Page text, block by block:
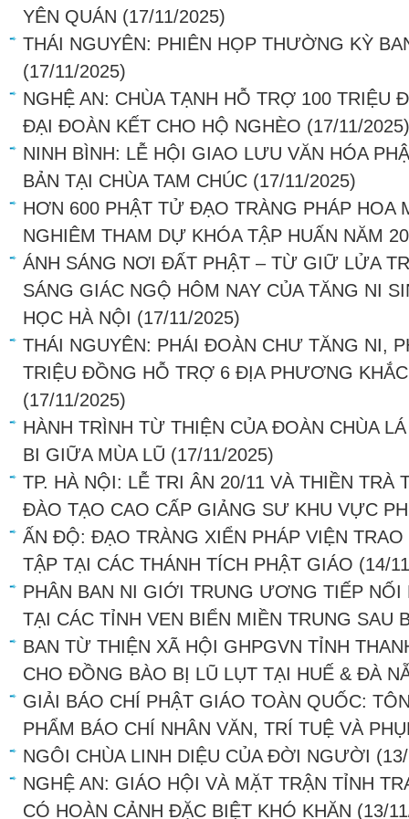
YÊN QUÁN (17/11/2025)
THÁI NGUYÊN: PHIÊN HỌP THƯỜNG KỲ
(17/11/2025)
NGHỆ AN: CHÙA TẠNH HỖ TRỢ 100 TRIỆU
ĐẠI ĐOÀN KẾT CHO HỘ NGHÈO (17/11/2025)
NINH BÌNH: LỄ HỘI GIAO LƯU VĂN HÓA
BẢN TẠI CHÙA TAM CHÚC (17/11/2025)
HƠN 600 PHẬT TỬ ĐẠO TRÀNG PHÁP HOA
NGHIÊM THAM DỰ KHÓA TẬP HUẤN NĂM
ÁNH SÁNG NƠI ĐẤT PHẬT – TỪ GIỮ LỬA
SÁNG GIÁC NGỘ HÔM NAY CỦA TĂNG NI
HỌC HÀ NỘI (17/11/2025)
THÁI NGUYÊN: PHÁI ĐOÀN CHƯ TĂNG NI,
TRIỆU ĐỒNG HỖ TRỢ 6 ĐỊA PHƯƠNG
(17/11/2025)
HÀNH TRÌNH TỪ THIỆN CỦA ĐOÀN CHÙA
BI GIỮA MÙA LŨ (17/11/2025)
TP. HÀ NỘI: LỄ TRI ÂN 20/11 VÀ THIỀN TRÀ
ĐÀO TẠO CAO CẤP GIẢNG SƯ KHU VỰC
ẤN ĐỘ: ĐẠO TRÀNG XIỂN PHÁP VIỆN
TẬP TẠI CÁC THÁNH TÍCH PHẬT GIÁO (14/
PHÂN BAN NI GIỚI TRUNG ƯƠNG TIẾP
TẠI CÁC TỈNH VEN BIỂN MIỀN TRUNG SAU
BAN TỪ THIỆN XÃ HỘI GHPGVN TỈNH
CHO ĐỒNG BÀO BỊ LŨ LỤT TẠI HUẾ & ĐÀ
GIẢI BÁO CHÍ PHẬT GIÁO TOÀN QUỐC:
PHẨM BÁO CHÍ NHÂN VĂN, TRÍ TUỆ VÀ
NGÔI CHÙA LINH DIỆU CỦA ĐỜI NGƯỜI
NGHỆ AN: GIÁO HỘI VÀ MẶT TRẬN TỈNH
CÓ HOÀN CẢNH ĐẶC BIỆT KHÓ KHĂN (13/